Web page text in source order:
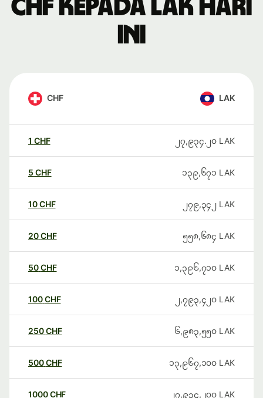
CHF kepada LAK hari
ini
CHF LAK
1 CHF ၂၇,၉၃၄.၂၀ LAK
5 CHF ၁၃၉,၆၇၁ LAK
10CHF ၂၇၉,၃၄၂ LAK
20CHF ၅၅၈,၆၈၄ LAK
50CHF ၁,၃၉၆,၇၁၀ LAK
100CHF ၂,၇၉၃,၄၂၀ LAK
250CHF ၆,၉၈၃,၅၅၀ LAK
500CHF ၁၃,၉၆၇,၁၀၀ LAK
1000CHF ၂၇,၉၃၄,၂၀၀ LAK